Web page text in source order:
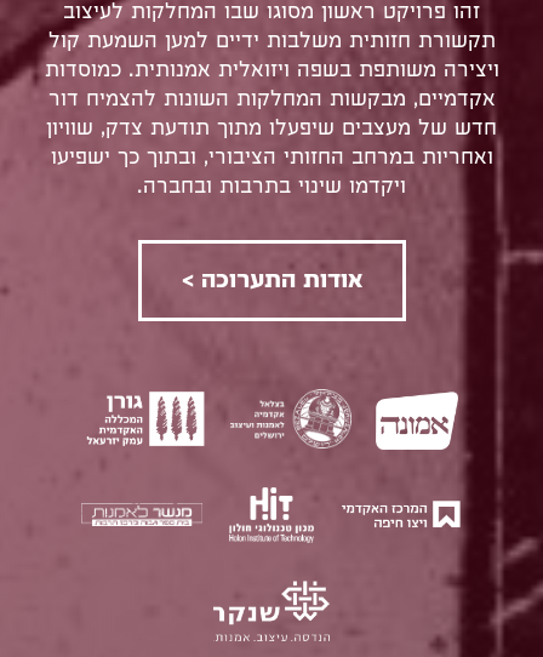
זהו פרויקט ראשון מסוגו שבו המחלקות לעיצוב
תקשורת חזותית משלבות ידיים למען השמעת קול
ויצירה משותפת בשפה ויזואלית אמנותית. כמוסדות
אקדמיים, מבקשות המחלקות השונות להצמיח דור
חדש של מעצבים שיפעלו מתוך תודעת צדק, שוויון
ואחריות במרחב החזותי הציבורי, ובתוך כך ישפיעו
ויקדמו שינוי בתרבות ובחברה.
אודות התערוכה >